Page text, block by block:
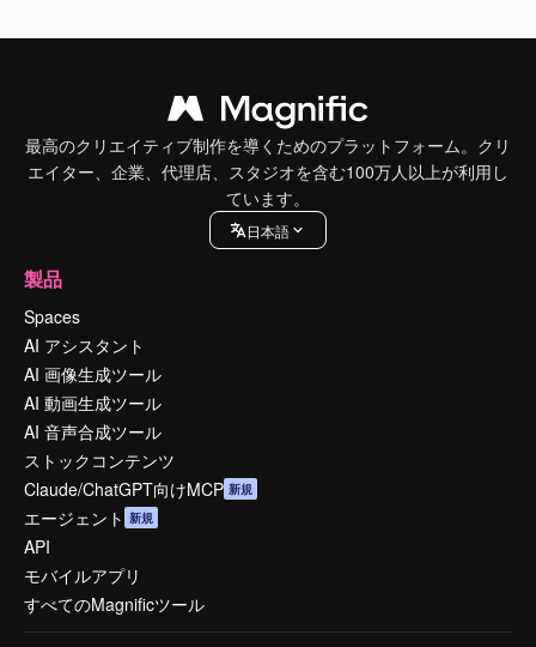
最高のクリエイティブ制作を導くためのプラットフォーム。クリ
エイター、企業、代理店、スタジオを含む100万人以上が利用し
ています。
日本語
製品
Spaces
AI アシスタント
AI 画像生成ツール
AI 動画生成ツール
AI 音声合成ツール
ストックコンテンツ
Claude/ChatGPT向けMCP 新規
エージェント 新規
API
モバイルアプリ
すべてのMagnificツール